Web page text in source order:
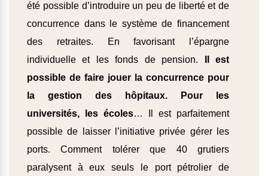
été possible d’introduire un peu de liberté et de
concurrence dans le système de financement
des retraites. En favorisant l’épargne
individuelle et les fonds de pension.
Il est
possible de faire jouer la concurrence pour
la gestion des hôpitaux. Pour les
universités, les écoles… Il est parfaitement
possible de laisser l’initiative privée gérer les
ports. Comment tolérer que 40 grutiers
paralysent à eux seuls le port pétrolier de